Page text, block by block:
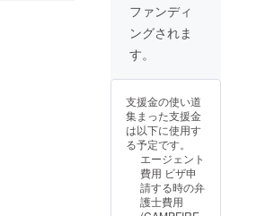
ファンディ
ングされま
す。
支援金の使い道
集まった支援金
は以下に使用す
る予定です。
エージェント
費用 ビザ申
請する時の弁
護士費用